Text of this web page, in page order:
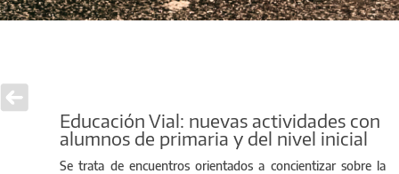
Educación Vial: nuevas actividades con
alumnos de primaria y del nivel inicial
Se trata de encuentros orientados a concientizar sobre la